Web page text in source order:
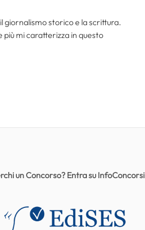
giornalismo storico e la scrittura.
mi caratterizza in questo
un Concorso? Entra su InfoConcorsi